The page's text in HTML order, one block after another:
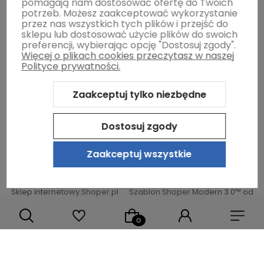
Gwarancja i zwroty
O firmie
Sklep internetowy Shoper.pl Szablon Shoper Modern 3.0™od
potrzeb. Możesz zaakceptować wykorzystanie
przez nas wszystkich tych plików i przejść do
sklepu lub dostosować użycie plików do swoich
preferencji, wybierając opcję "Dostosuj zgody".
Więcej o plikach cookies przeczytasz w naszej
Polityce prywatności.
Zaakceptuj tylko niezbędne
Dostosuj zgody
Zaakceptuj wszystkie